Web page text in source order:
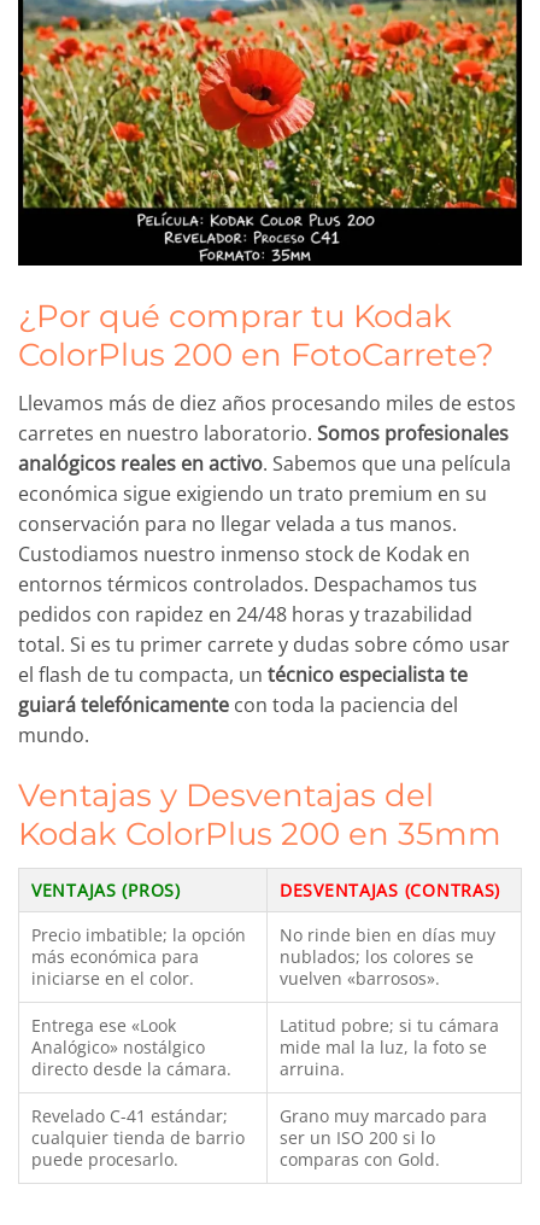
¿Por qué comprar tu Kodak
ColorPlus 200 en FotoCarrete?
Llevamos más de diez años procesando miles de estos
carretes en nuestro laboratorio. Somos profesionales
analógicos reales en activo. Sabemos que una película
económica sigue exigiendo un trato premium en su
conservación para no llegar velada a tus manos.
Custodiamos nuestro inmenso stock de Kodak en
entornos térmicos controlados. Despachamos tus
pedidos con rapidez en 24/48 horas y trazabilidad
total. Si es tu primer carrete y dudas sobre cómo usar
el flash de tu compacta, un técnico especialista te
guiará telefónicamente con toda la paciencia del
mundo.
Ventajas y Desventajas del
Kodak ColorPlus 200 en 35mm
VENTAJAS (PROS)
DESVENTAJAS (CONTRAS)
Precio imbatible; la opción
más económica para
iniciarse en el color.
No rinde bien en días muy
nublados; los colores se
vuelven «barrosos».
Entrega ese «Look
Analógico» nostálgico
directo desde la cámara.
Latitud pobre; si tu cámara
mide mal la luz, la foto se
arruina.
Revelado C-41 estándar;
cualquier tienda de barrio
puede procesarlo.
Grano muy marcado para
ser un ISO 200 si lo
comparas con Gold.